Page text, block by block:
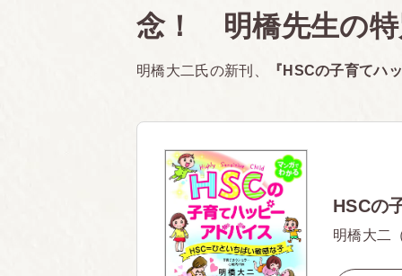
念！ 明橋先生の特
明橋大二氏の新刊、 『HSCの子育てハ
HSCの
明橋大二